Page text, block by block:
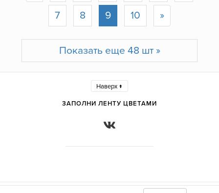
7
8 9 10 »
Показать еще 48 шт »
ЗАПОЛНИ ЛЕНТУ ЦВЕТАМИ
Наверх ↑